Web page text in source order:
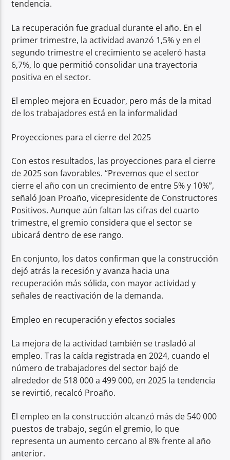
tendencia.
La recuperación fue gradual durante el año. En el
primer trimestre, la actividad avanzó 1,5% y en el
segundo trimestre el crecimiento se aceleró hasta
6,7%, lo que permitió consolidar una trayectoria
positiva en el sector.
El empleo mejora en Ecuador, pero más de la mitad
de los trabajadores está en la informalidad
Proyecciones para el cierre del 2025
Con estos resultados, las proyecciones para el cierre
de 2025 son favorables. “Prevemos que el sector
cierre el año con un crecimiento de entre 5% y 10%”,
señaló Joan Proaño, vicepresidente de Constructores
Positivos. Aunque aún faltan las cifras del cuarto
trimestre, el gremio considera que el sector se
ubicará dentro de ese rango.
En conjunto, los datos confirman que la construcción
dejó atrás la recesión y avanza hacia una
recuperación más sólida, con mayor actividad y
señales de reactivación de la demanda.
Empleo en recuperación y efectos sociales
La mejora de la actividad también se trasladó al
empleo. Tras la caída registrada en 2024, cuando el
número de trabajadores del sector bajó de
alrededor de 518 000 a 499 000, en 2025 la tendencia
se revirtió, recalcó Proaño.
El empleo en la construcción alcanzó más de 540 000
puestos de trabajo, según el gremio, lo que
representa un aumento cercano al 8% frente al año
anterior.